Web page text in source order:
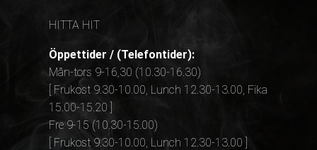
HITTA HIT
Öppettider / (Telefontider):
Mån-tors 9-16,30 (10.30-16.30)
[ Frukost 9.30-10.00, Lunch 12.30-13.00, Fika
15.00-15.20 ]
Fre 9-15 (10.30-15.00)
[ Frukost 9.30-10.00, Lunch 12.30-13.00 ]